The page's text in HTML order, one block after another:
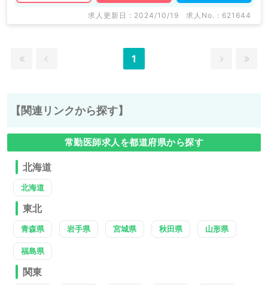
求人更新日 : 2024/10/19 求人No. : 621644
1
【関連リンクから探す】
常勤医師求人を都道府県から探す
北海道
北海道
東北
青森県 岩手県 宮城県 秋田県 山形県
福島県
関東